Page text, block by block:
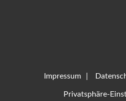
Impressum
Privatsphäre-